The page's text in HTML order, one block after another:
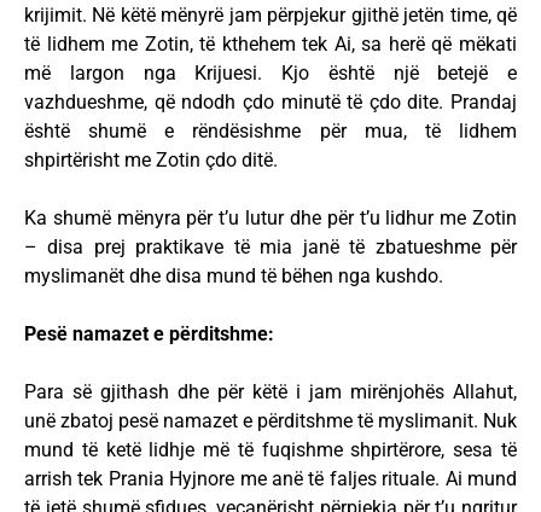
krijimit. Në këtë mënyrë jam përpjekur gjithë jetën time, që
të lidhem me Zotin, të kthehem tek Ai, sa herë që mëkati
më largon nga Krijuesi. Kjo është një betejë e
vazhdueshme, që ndodh çdo minutë të çdo dite. Prandaj
është shumë e rëndësishme për mua, të lidhem
shpirtërisht me Zotin çdo ditë.
Ka shumë mënyra për t’u lutur dhe për t’u lidhur me Zotin
– disa prej praktikave të mia janë të zbatueshme për
myslimanët dhe disa mund të bëhen nga kushdo.
Pesë namazet e përditshme:
Para së gjithash dhe për këtë i jam mirënjohës Allahut,
unë zbatoj pesë namazet e përditshme të myslimanit. Nuk
mund të ketë lidhje më të fuqishme shpirtërore, sesa të
arrish tek Prania Hyjnore me anë të faljes rituale. Ai mund